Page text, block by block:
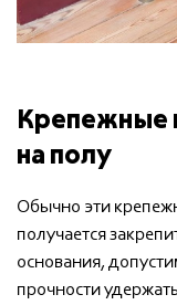
Крепежные
на полу
Обычно эти
получается
основания,
прочности